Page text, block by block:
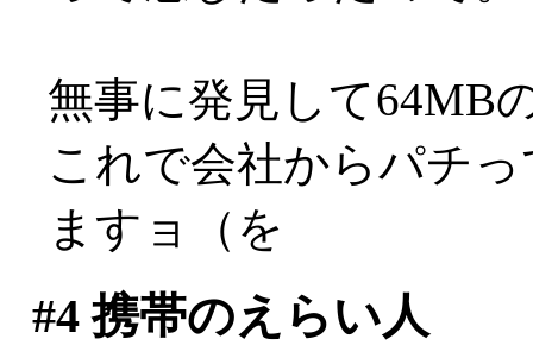
無事に発見して64MB
これで会社からパチ
ますョ（を
#4携帯のえらい人